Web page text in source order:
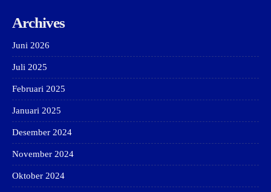
Archives
Juni 2026
Juli 2025
Februari 2025
Januari 2025
Desember 2024
November 2024
Oktober 2024